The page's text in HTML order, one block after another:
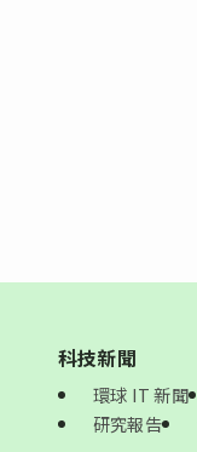
科技新聞
環球 IT 新聞
研究報告